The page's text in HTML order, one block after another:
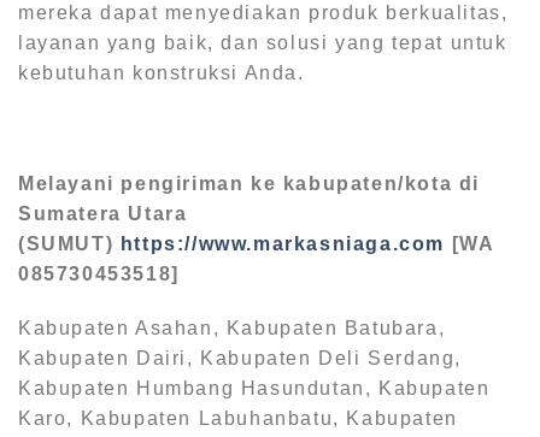
mereka dapat menyediakan produk berkualitas,
layanan yang baik, dan solusi yang tepat untuk
kebutuhan konstruksi Anda.
Melayani pengiriman ke kabupaten/kota di
Sumatera Utara
(SUMUT) https://www.markasniaga.com
[WA
085730453518]
Kabupaten Asahan, Kabupaten Batubara,
Kabupaten Dairi, Kabupaten Deli Serdang,
Kabupaten Humbang Hasundutan, Kabupaten
Karo, Kabupaten Labuhanbatu, Kabupaten